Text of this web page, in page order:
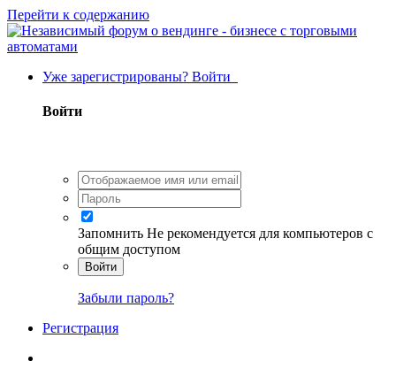
Перейти к содержанию
Уже зарегистрированы? Войти
Войти
Запомнить Не рекомендуется для компьютеров с
общим доступом
Войти
Забыли пароль?
Регистрация